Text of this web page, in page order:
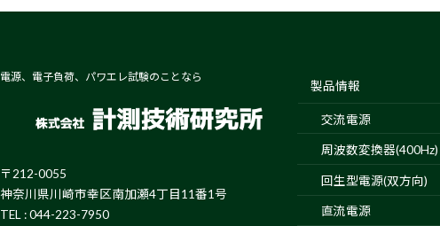
電源、電子負荷、パワエレ試験のことなら
〒212-0055
神奈川県川崎市幸区南加瀬4丁目11番1号
TEL : 044-223-7950
製品情報
交流電源
周波数変換器(400Hz)
回生型電源(双方向)
直流電源